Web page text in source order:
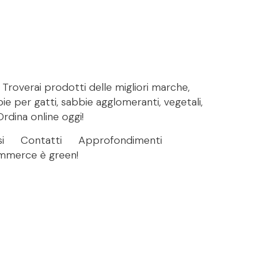
prodotti delle migliori marche,
per gatti, sabbie agglomeranti, vegetali,
online oggi!
Contatti
Approfondimenti
è green!